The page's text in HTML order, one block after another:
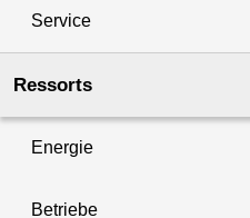
Service
Ressorts
Energie
Betriebe